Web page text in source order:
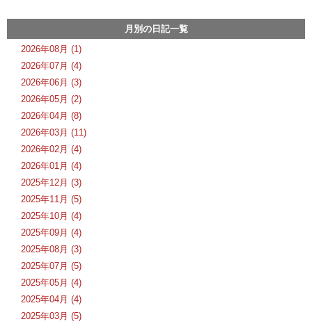
月別の日記一覧
2026年08月 (1)
2026年07月 (4)
2026年06月 (3)
2026年05月 (2)
2026年04月 (8)
2026年03月 (11)
2026年02月 (4)
2026年01月 (4)
2025年12月 (3)
2025年11月 (5)
2025年10月 (4)
2025年09月 (4)
2025年08月 (3)
2025年07月 (5)
2025年05月 (4)
2025年04月 (4)
2025年03月 (5)